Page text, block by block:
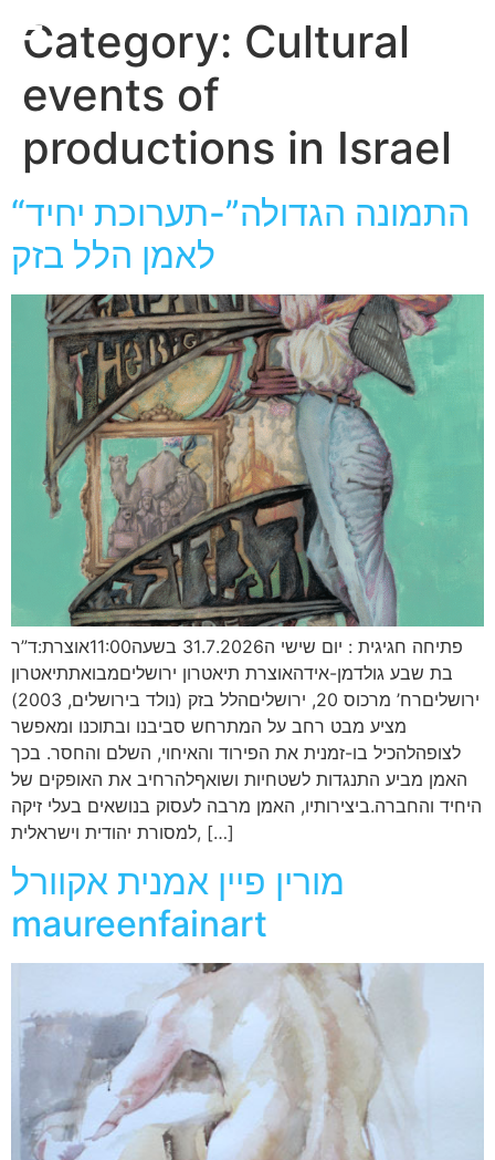
Category: Cultural
events of
productions in Israel
“התמונה הגדולה”-תערוכת יחיד
לאמן הלל בזק
פתיחה חגיגית : יום שישי ה31.7.2026 בשעה11:00אוצרת:ד”ר
בת שבע גולדמן-אידהאוצרת תיאטרון ירושליםמבואתתיאטרון
ירושליםרח’ מרכוס 20, ירושליםהלל בזק (נולד בירושלים, 2003)
מציע מבט רחב על המתרחש סביבנו ובתוכנו ומאפשר
לצופהלהכיל בו-זמנית את הפירוד והאיחוי, השלם והחסר. בכך
האמן מביע התנגדות לשטחיות ושואףלהרחיב את האופקים של
היחיד והחברה.ביצירותיו, האמן מרבה לעסוק בנושאים בעלי זיקה
למסורת יהודית וישראלית, […]
מורין פיין אמנית אקוורל
maureenfainart